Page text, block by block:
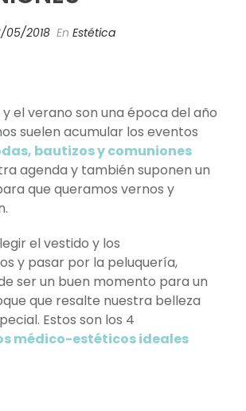
05/2018 En Estética
el verano son una época del año
suelen acumular los eventos
bautizos y comuniones
agenda y también suponen un
que queramos vernos y
el vestido y los
y pasar por la peluquería,
ser un buen momento para un
que resalte nuestra belleza
Estos son los 4
médico-estéticos ideales